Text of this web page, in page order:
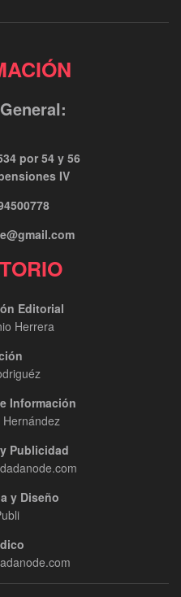
por 54 y 56
IV
Editorial
Herrera
Información
Publicidad
y Diseño